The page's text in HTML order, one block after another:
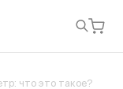
что это такое?